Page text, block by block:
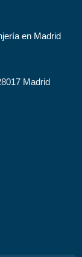
en Madrid
Madrid